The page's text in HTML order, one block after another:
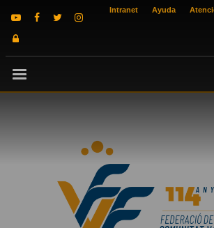
Intranet Ayuda